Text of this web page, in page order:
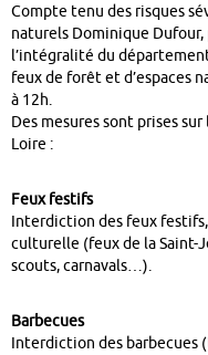
Compte tenu des risques
naturels Dominique Dufour,
l’intégralité du
feux de forêt et d’espaces
à 12h.
Des mesures sont prises
Loire :
Feux festifs
Interdiction des feux
culturelle (feux de la Saint-
scouts, carnavals…).
Barbecues
Interdiction des barbecues